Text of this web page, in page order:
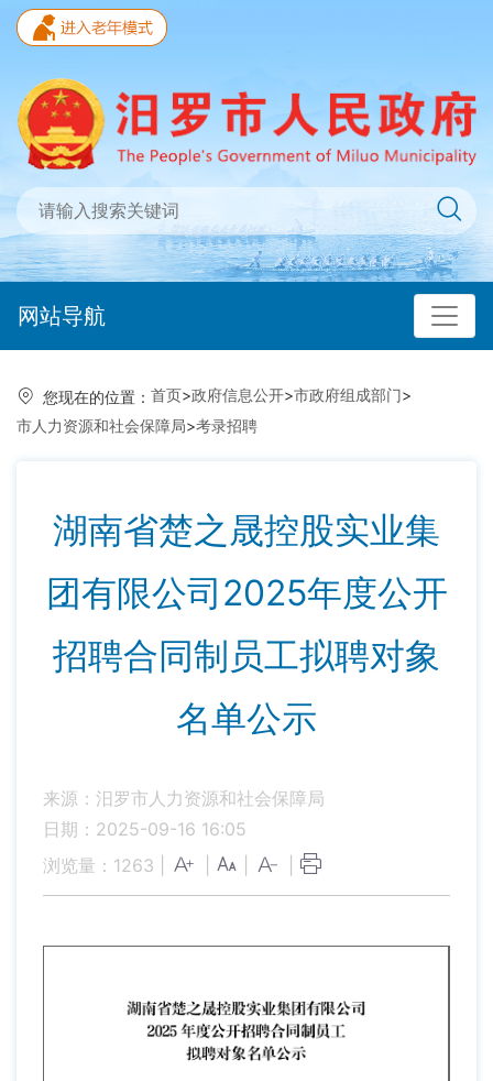
网站导航
您现在的位置： 首页>政府信息公开>市政府组成部门>
市人力资源和社会保障局>考录招聘
湖南省楚之晟控股实业集
团有限公司2025年度公开
招聘合同制员工拟聘对象
名单公示
来源：汨罗市人力资源和社会保障局
日期：2025-09-16 16:05
浏览量： 1263